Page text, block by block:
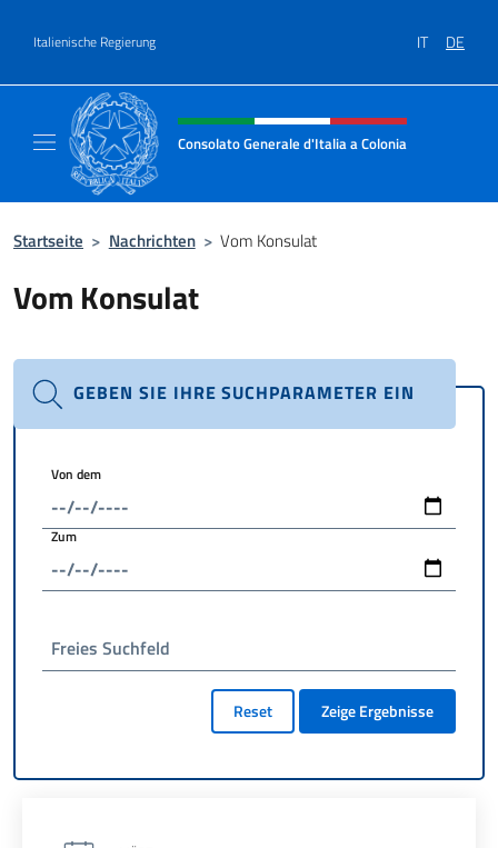
Italienische Regierung IT DE
Header-Site, Social und Menü
Consolato Generale d'Italia a Colonia
Startseite > Nachrichten > Vom Konsulat
Vom Konsulat
GEBEN SIE IHRE SUCHPARAMETER EIN
Von dem
Zum
Freies Suchfeld
Reset Zeige Ergebnisse